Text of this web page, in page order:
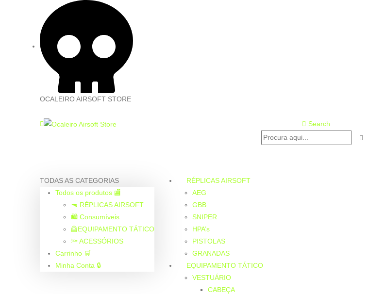
OCALEIRO AIRSOFT STORE
Search
TODAS AS CATEGORIAS
Todos os produtos 🏬
🔫 RÉPLICAS AIRSOFT
🛍️ Consumíveis
🦺EQUIPAMENTO TÁTICO
🔦 ACESSÓRIOS
Carrinho 🛒
Minha Conta 🔒
RÉPLICAS AIRSOFT
AEG
GBB
SNIPER
HPA’s
PISTOLAS
GRANADAS
EQUIPAMENTO TÁTICO
VESTUÁRIO
CABEÇA